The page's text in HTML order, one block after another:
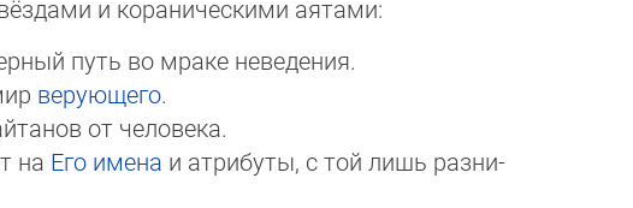
и кораническими аятами:
путь во мраке неведения.
верующего.
от человека.
на Его имена и атрибуты, с той лишь раз­ни­